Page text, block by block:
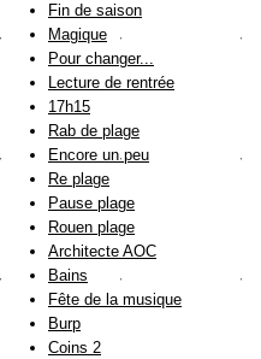
Fin de saison
Magique
Pour changer...
Lecture de rentrée
17h15
Rab de plage
Encore un peu
Re plage
Pause plage
Rouen plage
Architecte AOC
Bains
Fête de la musique
Burp
Coins 2